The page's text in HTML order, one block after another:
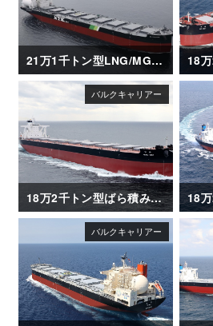
21万1千トン型LNG/MGO 二元燃料ばら積み運搬船「SG SUNRISE」
18万2千トン型ばら積み運搬船「HENG MAY」